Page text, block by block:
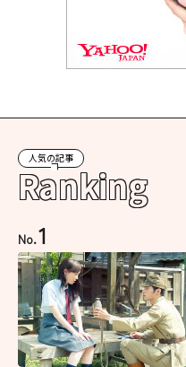
人気の記事
Ranking
No.1